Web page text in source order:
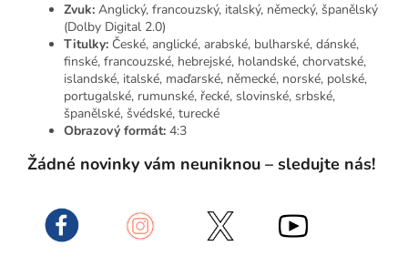
Zvuk: Anglický, francouzský, italský, německý, španělský
(Dolby Digital 2.0)
Titulky: České, anglické, arabské, bulharské, dánské,
finské, francouzské, hebrejské, holandské, chorvatské,
islandské, italské, maďarské, německé, norské, polské,
portugalské, rumunské, řecké, slovinské, srbské,
španělské, švédské, turecké
Obrazový formát: 4:3
Žádné novinky vám neuniknou – sledujte nás!